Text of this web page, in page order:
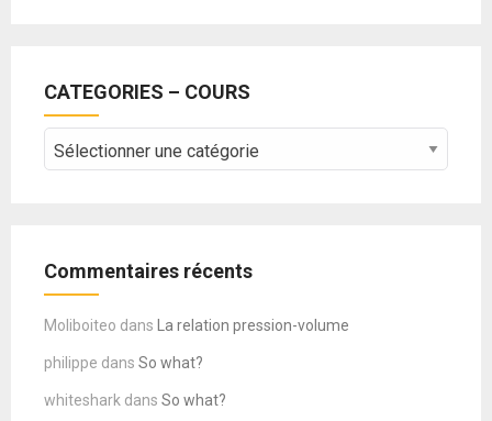
CATEGORIES – COURS
–
Commentaires récents
Moliboiteo dans La relation pression-volume
philippe dans So what?
whiteshark dans So what?